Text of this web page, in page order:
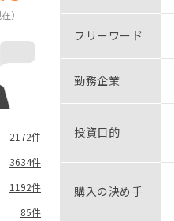
）
2172件
3634件
1192件
85件
フリーワード
勤務企業
投資目的
購入の決め手